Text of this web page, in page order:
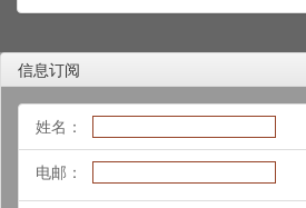
信息订阅
姓名：
电邮：